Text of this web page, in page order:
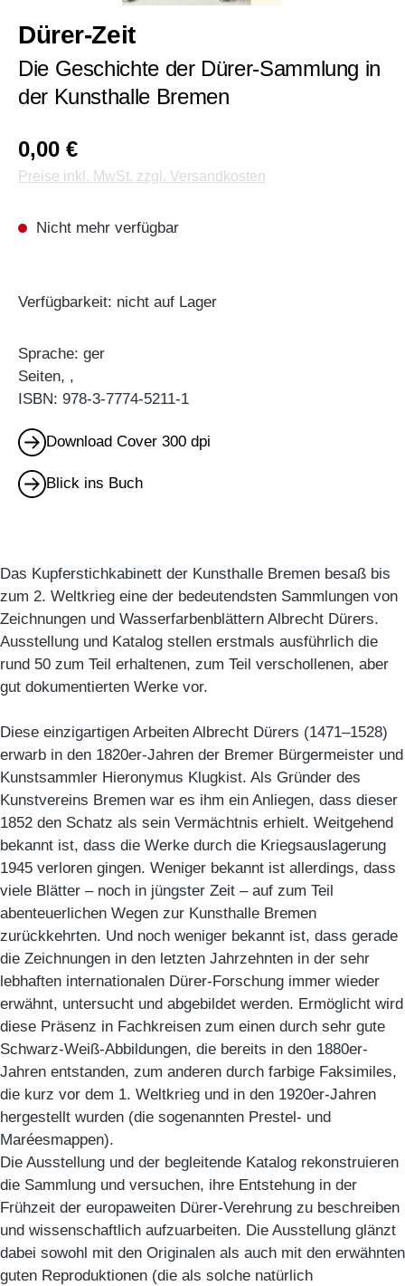
Dürer-Zeit
Die Geschichte der Dürer-Sammlung in
der Kunsthalle Bremen
0,00 €
Preise inkl. MwSt. zzgl. Versandkosten
Nicht mehr verfügbar
Verfügbarkeit: nicht auf Lager
Sprache: ger
Seiten, ,
ISBN: 978-3-7774-5211-1
Download Cover 300 dpi
Blick ins Buch
Das Kupferstichkabinett der Kunsthalle Bremen besaß bis
zum 2. Weltkrieg eine der bedeutendsten Sammlungen von
Zeichnungen und Wasserfarbenblättern Albrecht Dürers.
Ausstellung und Katalog stellen erstmals ausführlich die
rund 50 zum Teil erhaltenen, zum Teil verschollenen, aber
gut dokumentierten Werke vor.
Diese einzigartigen Arbeiten Albrecht Dürers (1471–1528)
erwarb in den 1820er-Jahren der Bremer Bürgermeister und
Kunstsammler Hieronymus Klugkist. Als Gründer des
Kunstvereins Bremen war es ihm ein Anliegen, dass dieser
1852 den Schatz als sein Vermächtnis erhielt. Weitgehend
bekannt ist, dass die Werke durch die Kriegsauslagerung
1945 verloren gingen. Weniger bekannt ist allerdings, dass
viele Blätter – noch in jüngster Zeit – auf zum Teil
abenteuerlichen Wegen zur Kunsthalle Bremen
zurückkehrten. Und noch weniger bekannt ist, dass gerade
die Zeichnungen in den letzten Jahrzehnten in der sehr
lebhaften internationalen Dürer-Forschung immer wieder
erwähnt, untersucht und abgebildet werden. Ermöglicht wird
diese Präsenz in Fachkreisen zum einen durch sehr gute
Schwarz-Weiß-Abbildungen, die bereits in den 1880er-
Jahren entstanden, zum anderen durch farbige Faksimiles,
die kurz vor dem 1. Weltkrieg und in den 1920er-Jahren
hergestellt wurden (die sogenannten Prestel- und
Maréesmappen).
Die Ausstellung und der begleitende Katalog rekonstruieren
die Sammlung und versuchen, ihre Entstehung in der
Frühzeit der europaweiten Dürer-Verehrung zu beschreiben
und wissenschaftlich aufzuarbeiten. Die Ausstellung glänzt
dabei sowohl mit den Originalen als auch mit den erwähnten
guten Reproduktionen (die als solche natürlich